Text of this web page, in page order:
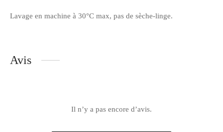
Lavage en machine à 30°C max, pas de sèche-linge.
Avis
Il n’y a pas encore d’avis.